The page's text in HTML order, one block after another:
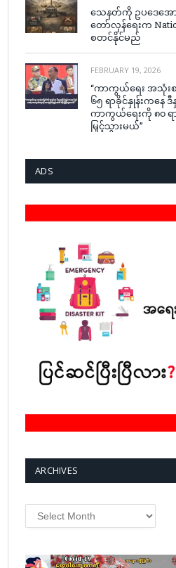
သေနတ်ကို ဥပဒေအေ
တော်လှန်ရေးက
စတင်နိုင်မည်
FEBRUARY 19, 2026
“ကာကွယ်ရေး အသုံ
၆၅ ရာခိုင်နှုန်းကနေ
ကာကွယ်ရေးကို ၈၀ ရ
မြှင့်သွားမယ်”
ADS
ARCHIVES
Archives